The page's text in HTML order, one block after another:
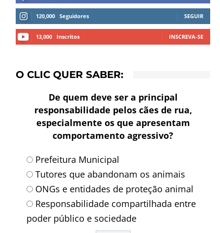
120,000 Seguidores SEGUIR
13,000 Inscritos INSCREVA-SE
O CLIC QUER SABER:
De quem deve ser a principal
responsabilidade pelos cães de rua,
especialmente os que apresentam
comportamento agressivo?
Prefeitura Municipal
Tutores que abandonam os animais
ONGs e entidades de proteção animal
Responsabilidade compartilhada entre
poder público e sociedade